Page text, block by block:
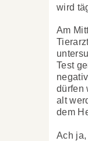
wird
Am
Test
dürfen
alt
dem
Ach